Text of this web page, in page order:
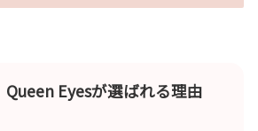
Eyesが選ばれる理由